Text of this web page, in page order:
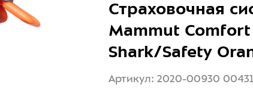
Страховочная
Mammut
Shark/Safety
Артикул: 2020-00930 00431